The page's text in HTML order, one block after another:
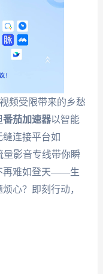
频受限带来的乡愁
番茄加速器以智能
连接平台如
量影音专线带你瞬
再难如登天——生
心？即刻行动，